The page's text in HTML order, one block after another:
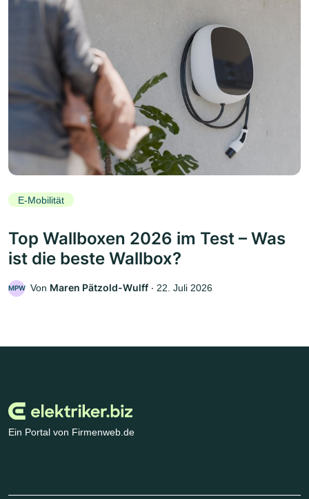
E-Mobilität
Top Wallboxen 2026 im Test – Was
ist die beste Wallbox?
MPW Von Maren Pätzold-Wulff ‧ 22. Juli 2026
Ein Portal von Firmenweb.de